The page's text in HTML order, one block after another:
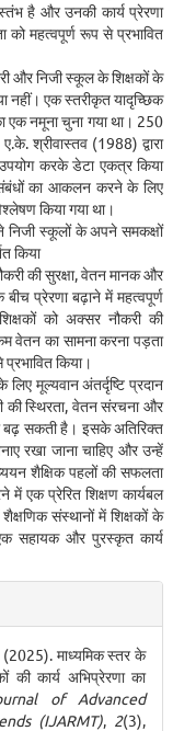
है और उनकी कार्य प्रेरणा
को महत्वपूर्ण रूप से प्रभावित
और निजी स्कूल के शिक्षकों के
नहीं। एक स्तरीकृत यादृच्छिक
एक नमूना चुना गया था। 250
श्रीवास्तव (1988) द्वारा
करके डेटा एकत्र किया
का आकलन करने के लिए
किया गया था।
निजी स्कूलों के अपने समकक्षों
किया
की सुरक्षा, वेतन मानक और
प्रेरणा बढ़ाने में महत्वपूर्ण
को अक्सर नौकरी की
वेतन का सामना करना पड़ता
किया।
मूल्यवान अंतर्दृष्टि प्रदान
की स्थिरता, वेतन संरचना और
बढ़ सकती है। इसके अतिरिक्त
रखा जाना चाहिए और उन्हें
शैक्षिक पहलों की सफलता
में एक प्रेरित शिक्षण कार्यबल
संस्थानों में शिक्षकों के
सहायक और पुरस्कृत कार्य
(2025). माध्यमिक स्तर के
की कार्य अभिप्रेरणा का
of Advanced
(IJARMT), 2(3),